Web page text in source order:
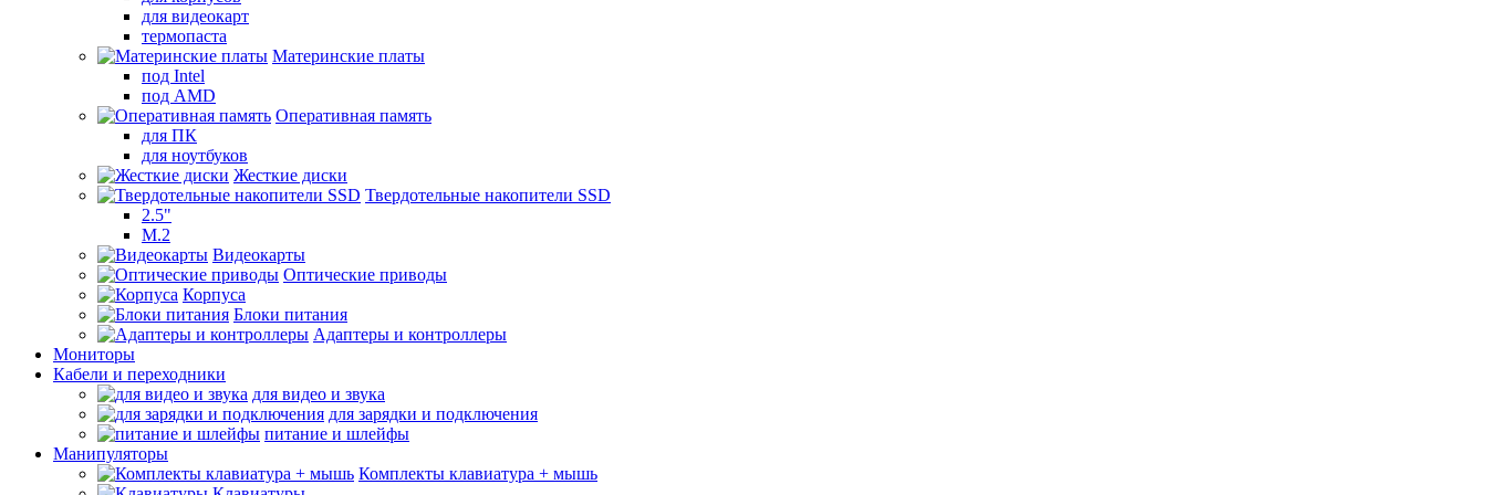
для видеокарт
термопаста
Материнские платы
под Intel
под AMD
Оперативная память
для ПК
для ноутбуков
Жесткие диски
Твердотельные накопители SSD
2.5"
M.2
Видеокарты
Оптические приводы
Корпуса
Блоки питания
Адаптеры и контроллеры
Мониторы
Кабели и переходники
для видео и звука
для зарядки и подключения
питание и шлейфы
Манипуляторы
Комплекты клавиатура + мышь